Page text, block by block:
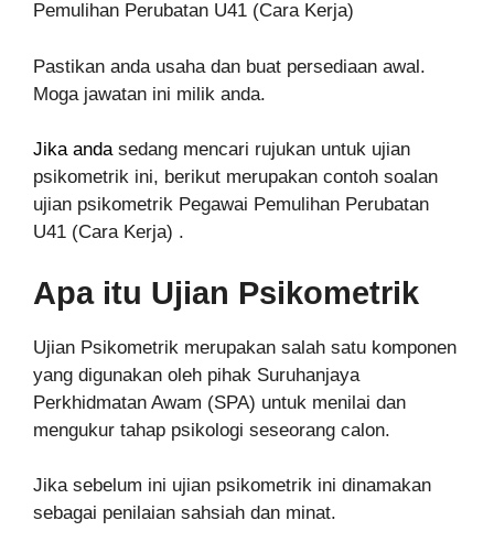
Pastikan anda usaha dan buat persediaan awal.
Moga jawatan ini milik anda.
Jika andasedang mencari rujukan untuk ujian
psikometrik ini, berikut merupakan contoh soalan
ujian psikometrik Pegawai Pemulihan Perubatan
U41 (Cara Kerja) .
Apa itu Ujian Psikometrik
Ujian Psikometrik merupakan salah satu komponen
yang digunakan oleh pihak Suruhanjaya
Perkhidmatan Awam (SPA) untuk menilai dan
mengukur tahap psikologi seseorang calon.
Jika sebelum ini ujian psikometrik ini dinamakan
sebagai penilaian sahsiah dan minat.